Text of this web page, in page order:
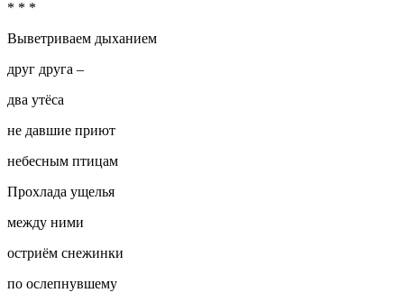
* * *
Выветриваем дыханием
друг друга –
два утёса
не давшие приют
небесным птицам
Прохлада ущелья
между ними
остриём снежинки
по ослепнувшему